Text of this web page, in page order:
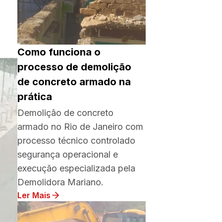
Como funciona o
processo de demolição
de concreto armado na
prática
Demolição de concreto
armado no Rio de Janeiro com
processo técnico controlado
segurança operacional e
execução especializada pela
Demolidora Mariano.
Ler Mais